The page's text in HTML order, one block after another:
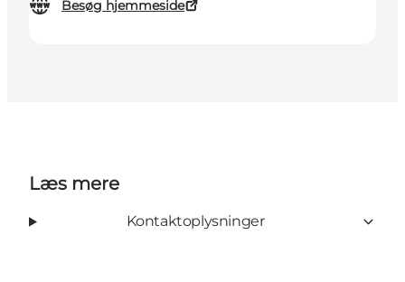
Besøg hjemmeside
Læs mere
Kontaktoplysninger